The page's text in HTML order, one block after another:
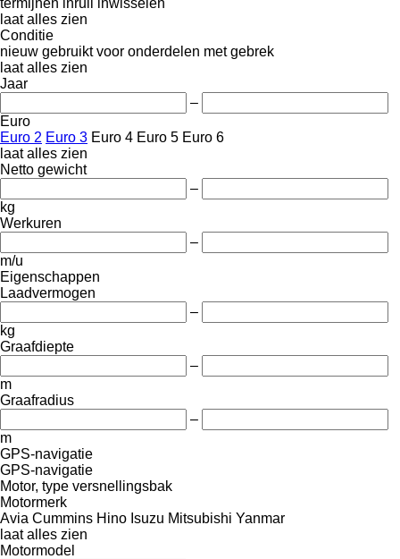
laat alles zien
Conditie
nieuw gebruikt voor onderdelen met gebrek
laat alles zien
Jaar
–
Euro
Euro 2 Euro 3 Euro 4 Euro 5 Euro 6
laat alles zien
Netto gewicht
–
kg
Werkuren
–
m/u
Eigenschappen
Laadvermogen
–
kg
Graafdiepte
–
m
Graafradius
–
m
GPS-navigatie
GPS-navigatie
Motor, type versnellingsbak
Motormerk
Avia Cummins Hino Isuzu Mitsubishi Yanmar
laat alles zien
Motormodel